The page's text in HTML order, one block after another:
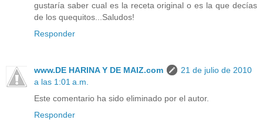
gustaría saber cual es la receta original o es la que decías
de los quequitos...Saludos!
Responder
www.DE HARINA Y DE MAIZ.com
21 de julio de 2010
a las 1:01 a.m.
Este comentario ha sido eliminado por el autor.
Responder